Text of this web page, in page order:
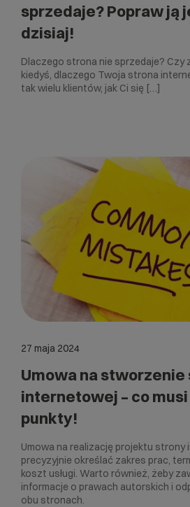
sprzedaje? Popraw ją
dzisiaj!
Dlaczego strona nie sprzedaje? Czy
kiedyś, dlaczego Twoja strona
tak wielu klientów, jak Ci się […]
27 maja 2024
Umowa na stworzenie
internetowej – co
punkty!
Umowa na realizację projektu strony
precyzyjnie określać zakres prac,
koszt usługi. Warto również, żeby
informacje o prawach autorskich i
obu stronach.